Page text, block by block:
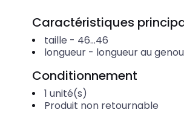
Caractéristiques
taille - 46...46
longueur- longueur au genou
Conditionnement
1 unité(s)
Produit non retournable